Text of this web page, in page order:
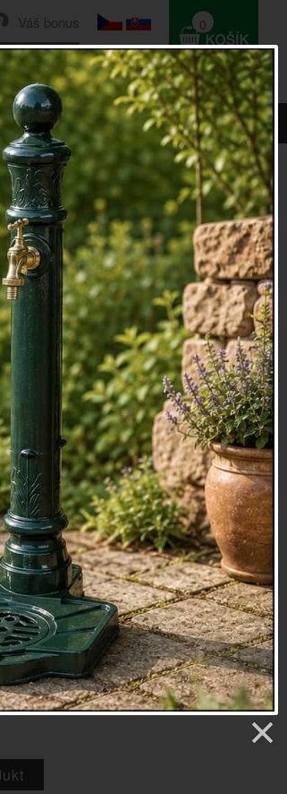
Váš bonus
HLEDAT
0
0 Kč
39x34cm
patří všude tam, kde chcete
u toaletního stolku v ložnici, v
stěny a zároveň opticky zvětšit
vady dřeva.
samotná plocha zrcadla 25,5x30,5cm
snadné připevnění)